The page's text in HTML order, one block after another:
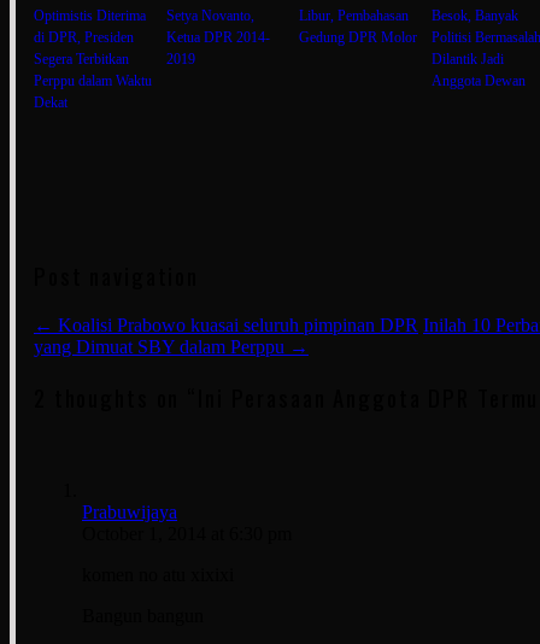
Optimistis Diterima
di DPR, Presiden
Segera Terbitkan
Perppu dalam Waktu
Dekat
Setya Novanto,
Ketua DPR 2014-
2019
Libur, Pembahasan
Gedung DPR Molor
Besok, Banyak
Politisi Bermasalah
Dilantik Jadi
Anggota Dewan
← Koalisi Prabowo kuasai seluruh pimpinan DPR Inilah 10
yang Dimuat SBY dalam Perppu →
Prabuwijaya